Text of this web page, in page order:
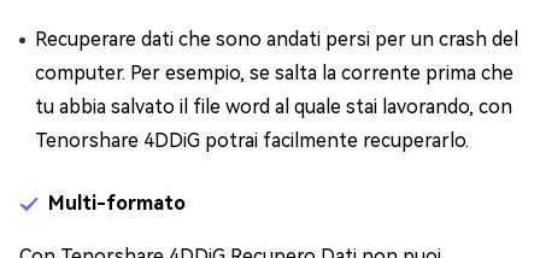
Recuperare dati che sono andati persi per un crash del
computer. Per esempio, se salta la corrente prima che
tu abbia salvato il file word al quale stai lavorando, con
Tenorshare 4DDiG potrai facilmente recuperarlo.
Multi-formato